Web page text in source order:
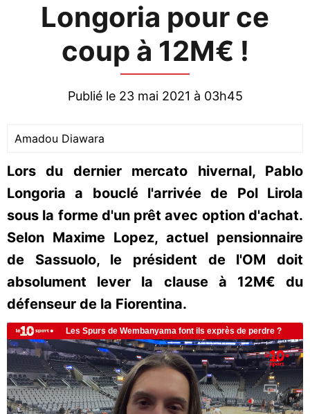
Longoria pour ce
coup à 12M€ !
Publié le 23 mai 2021 à 03h45
Amadou Diawara
Lors du dernier mercato hivernal, Pablo
Longoria a bouclé l'arrivée de Pol Lirola
sous la forme d'un prêt avec option d'achat.
Selon Maxime Lopez, actuel pensionnaire
de Sassuolo, le président de l'OM doit
absolument lever la clause à 12M€ du
défenseur de la Fiorentina.